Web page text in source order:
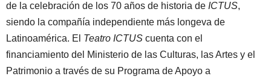
de la celebración de los 70 años de historia de ICTUS,
siendo la compañía independiente más longeva de
Latinoamérica. El Teatro ICTUS cuenta con el
financiamiento del Ministerio de las Culturas, las Artes y el
Patrimonio a través de su Programa de Apoyo a